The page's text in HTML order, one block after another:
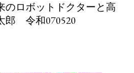
のロボットドクターと高
郎 令和070520